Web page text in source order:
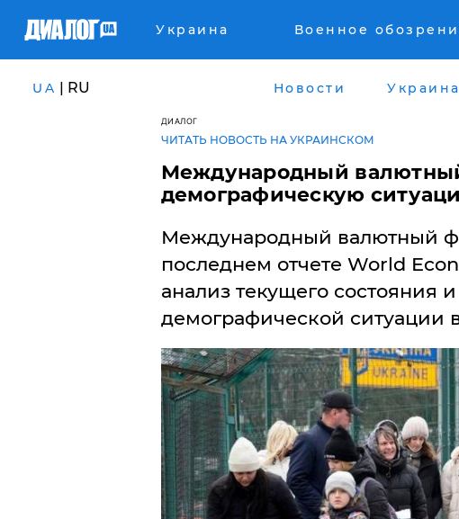
Украина Военное
UA | RU Новости Украина
ДИАЛОГ
ЧИТАТЬ НОВОСТЬ НА УКРАИНСКОМ
Международный
демографическую
Международный валютный
последнем отчете World
анализ текущего состояния
демографической ситуации